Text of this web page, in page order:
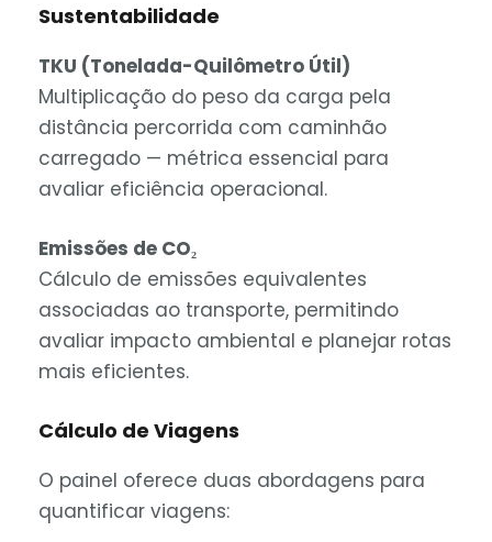
Sustentabilidade
TKU (Tonelada-Quilômetro Útil)
Multiplicação do peso da carga pela
distância percorrida com caminhão
carregado — métrica essencial para
avaliar eficiência operacional.
Emissões de CO₂
Cálculo de emissões equivalentes
associadas ao transporte, permitindo
avaliar impacto ambiental e planejar rotas
mais eficientes.
Cálculo de Viagens
O painel oferece duas abordagens para
quantificar viagens: